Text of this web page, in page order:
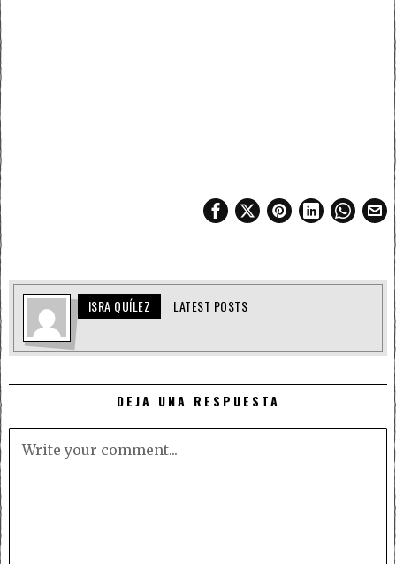
ISRA QUÍLEZ LATEST POSTS
DEJA UNA RESPUESTA